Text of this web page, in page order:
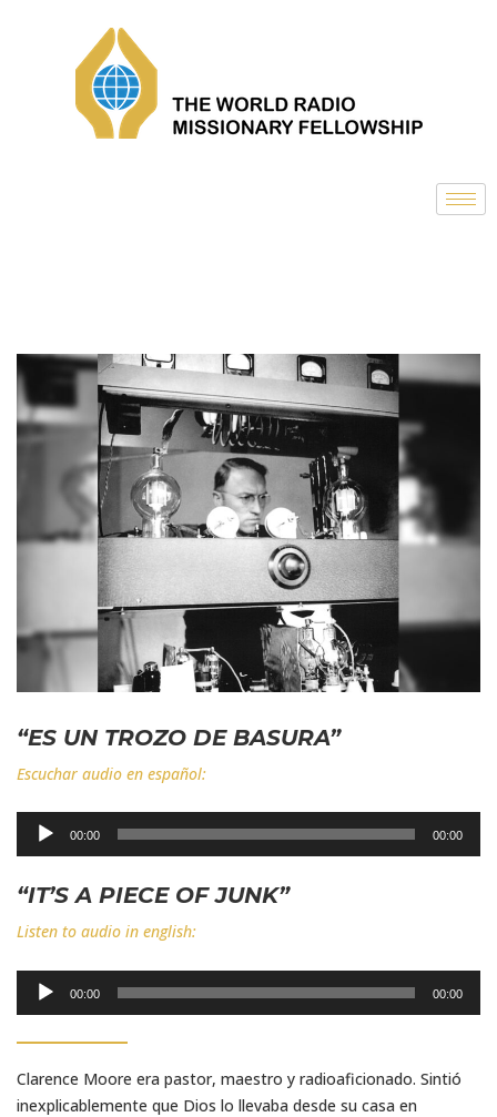
“ES UN TROZO DE BASURA”
Escuchar audio en español:
Reproductor
00:00 00:00
“IT’S A PIECE OF JUNK”
Listen to audio in english:
Reproductor
00:00 00:00
Clarence Moore era pastor, maestro y radioaficionado. Sintió
inexplicablemente que Dios lo llevaba desde su casa en